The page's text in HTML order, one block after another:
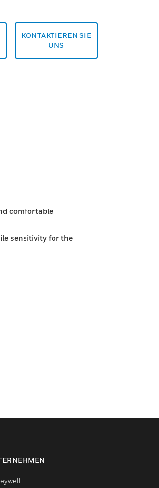
KONTAKTIEREN SIE
UNS
comfortable
sensitivity for the